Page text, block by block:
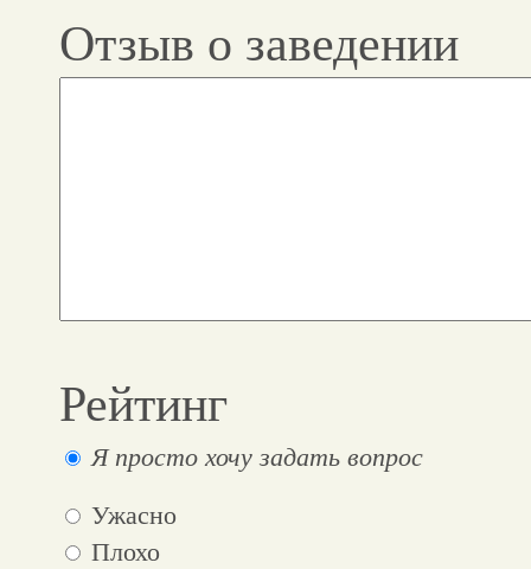
Отзыв о заведении
Рейтинг
Я просто хочу задать вопрос
Ужасно
Плохо